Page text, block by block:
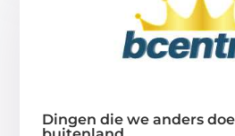
Dingen die we anders